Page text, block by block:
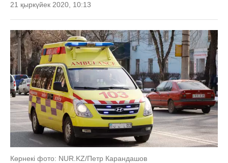
21 қыркүйек 2020, 10:13
Көрнекі фото: NUR.KZ/Петр Карандашов